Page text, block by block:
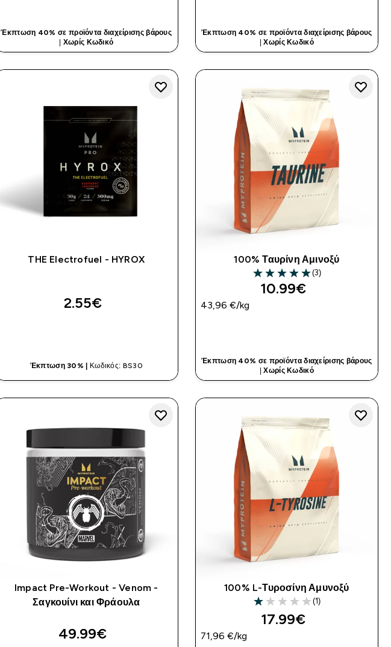
Έκπτωση 40% σε προϊόντα διαχείρισης βάρους
Χωρίς Κωδικό
Έκπτωση 40% σε προϊόντα διαχείρισης βάρους
|Χωρίς Κωδικό
THE Electrofuel - HYROX
2.55€‎
Έκπτωση 30% | Κωδικός: BS30
100% Ταυρίνη Αμινοξύ
5 out of 5 stars
(3)
10.99€‎
43,96 €‎/kg
Έκπτωση 40% σε προϊόντα διαχείρισης βάρους
|Χωρίς Κωδικό
Impact Pre-Workout - Venom -
Σαγκουίνι και Φράουλα
49.99€‎
100% L-Τυροσίνη Αμυνοξύ
1 out of 5 stars
(1)
17.99€‎
71,96 €‎/kg